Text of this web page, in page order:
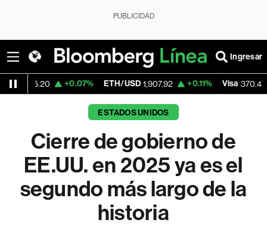
PUBLICIDAD
Ingresar
+0.07% ETH/USD 1,907.92 +0.11% Visa 370.47 +0.52%
ESTADOS UNIDOS
Cierre de gobierno de
EE.UU. en 2025 ya es el
segundo más largo de la
historia